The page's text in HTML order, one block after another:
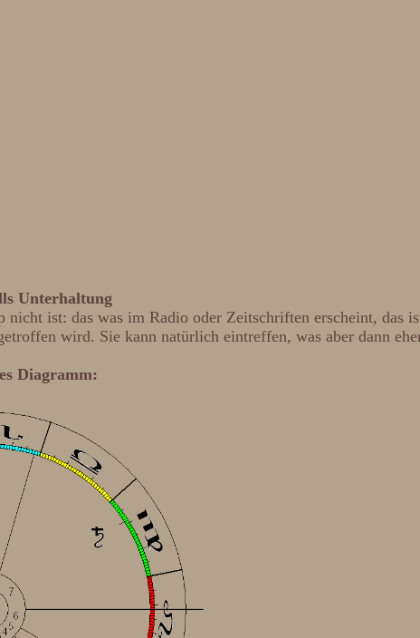
Unterhaltung
nicht ist: das was im Radio oder Zeitschriften erscheint, das
wird. Sie kann natürlich eintreffen, was aber dann
Diagramm: